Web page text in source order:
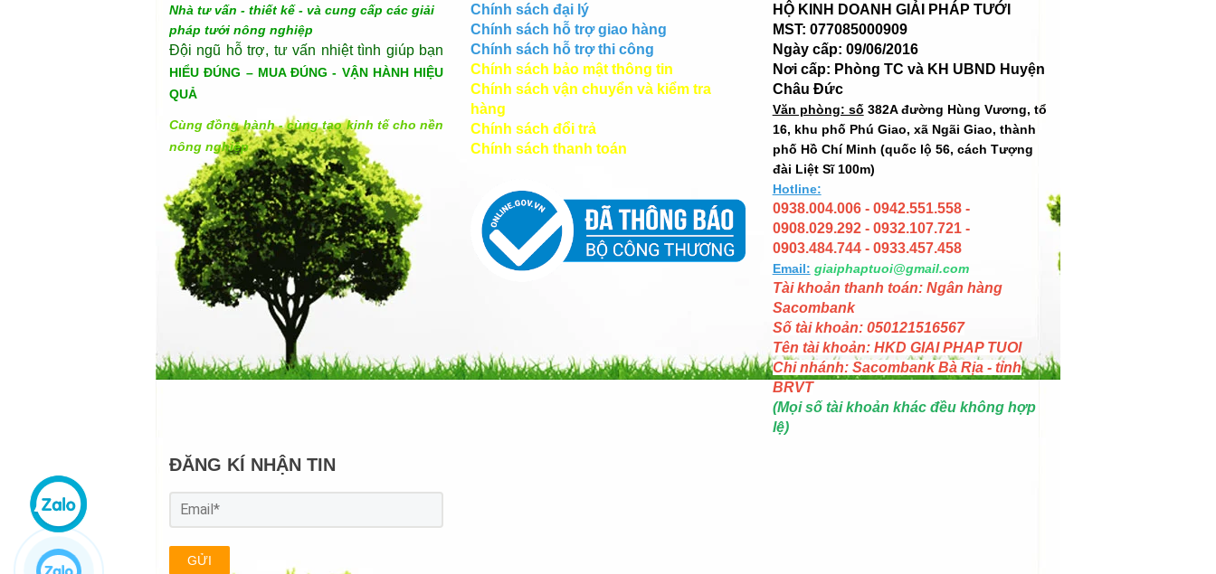
Nhà tư vấn - thiết kế - và cung cấp các giải
pháp tưới nông nghiệp
Đội ngũ hỗ trợ, tư vấn nhiệt tình giúp bạn
HIỂU ĐÚNG – MUA ĐÚNG - VẬN HÀNH HIỆU
QUẢ
Cùng đồng hành - cùng tạo kinh tế cho nền
nông nghiệp
Chính sách đại lý
Chính sách hỗ trợ giao hàng
Chính sách hỗ trợ thi công
Chính sách bảo mật thông tin
Chính sách vận chuyển và kiểm tra
hàng
Chính sách đổi trả
Chính sách thanh toán
HỘ KINH DOANH GIẢI PHÁP TƯỚI
MST: 077085000909
Ngày cấp: 09/06/2016
Nơi cấp: Phòng TC và KH UBND Huyện
Châu Đức
Văn phòng: số 382A đường Hùng Vương, tổ
16, khu phố Phú Giao, xã Ngãi Giao, thành
phố Hồ Chí Minh (quốc lộ 56, cách Tượng
đài Liệt Sĩ 100m)
Hotline:
0938.004.006 - 0942.551.558 -
0908.029.292 - 0932.107.721 -
0903.484.744 - 0933.457.458
Email: giaiphaptuoi@gmail.com
Tài khoản thanh toán: Ngân hàng
Sacombank
Số tài khoản: 050121516567
Tên tài khoản: HKD GIAI PHAP TUOI
Chi nhánh: Sacombank Bà Rịa - tỉnh
BRVT
(Mọi số tài khoản khác đều không hợp
lệ)
ĐĂNG KÍ NHẬN TIN
GỬI